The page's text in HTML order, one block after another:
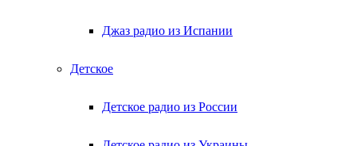
Джаз радио из Испании
Детское
Детское радио из России